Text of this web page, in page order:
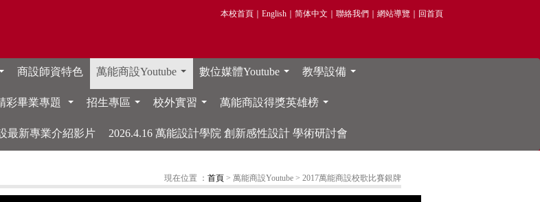
本校首頁 ｜English ｜简体中文 ｜聯絡我們 ｜網站導覽 回首頁
商設師資特色 萬能商設Youtube 數位媒體Youtube 教學設備
彩畢業專題 招生專區 校外實習 萬能商設得獎英雄榜
最新專業介紹影片 2026.4.16 萬能設計學院 創新感性設計 學術研討會
現在位置 ： 首頁 > 萬能商設Youtube > 2017萬能商設校歌比賽銀牌